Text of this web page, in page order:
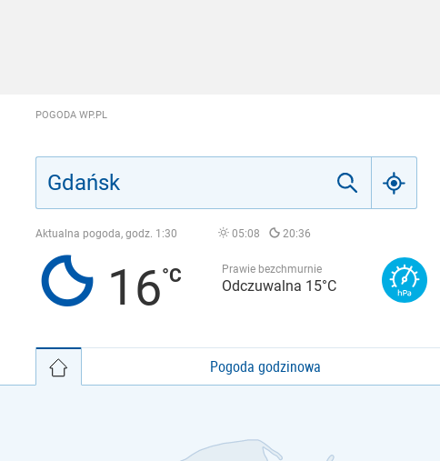
POGODA WP.PL
Aktualna pogoda, godz. 1:30 05:08 20:36
16 Prawie bezchmurnie
Odczuwalna 15°C
Pogoda godzinowa